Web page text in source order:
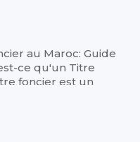
au Maroc: Guide
ce qu'un Titre
foncier est un